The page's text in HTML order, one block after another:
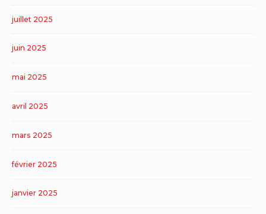
juillet 2025
juin 2025
mai 2025
avril 2025
mars 2025
février 2025
janvier 2025